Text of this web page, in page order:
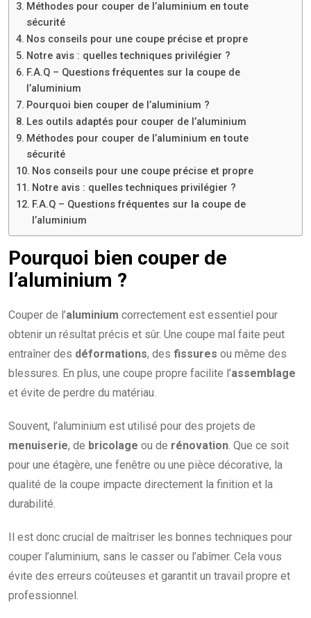
Méthodes pour couper de l’aluminium en toute
sécurité
Nos conseils pour une coupe précise et propre
Notre avis : quelles techniques privilégier ?
F.A.Q – Questions fréquentes sur la coupe de
l’aluminium
Pourquoi bien couper de l’aluminium ?
Les outils adaptés pour couper de l’aluminium
Méthodes pour couper de l’aluminium en toute
sécurité
Nos conseils pour une coupe précise et propre
Notre avis : quelles techniques privilégier ?
F.A.Q – Questions fréquentes sur la coupe de
l’aluminium
Pourquoi bien couper de
l’aluminium ?
Couper de l’aluminium correctement est essentiel pour
obtenir un résultat précis et sûr. Une coupe mal faite peut
entraîner des déformations, des fissures ou même des
blessures. En plus, une coupe propre facilite l’assemblage
et évite de perdre du matériau.
Souvent, l’aluminium est utilisé pour des projets de
menuiserie, de bricolage ou de rénovation. Que ce soit
pour une étagère, une fenêtre ou une pièce décorative, la
qualité de la coupe impacte directement la finition et la
durabilité.
Il est donc crucial de maîtriser les bonnes techniques pour
couper l’aluminium, sans le casser ou l’abîmer. Cela vous
évite des erreurs coûteuses et garantit un travail propre et
professionnel.